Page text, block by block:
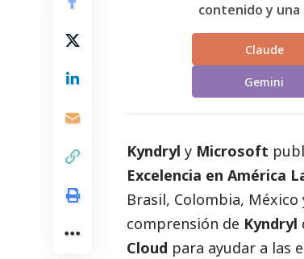
contenido y
Claude
Gemini
Kyndryl y Microsoft
Excelencia en América
Brasil, Colombia,
comprensión de Kyndryl
Cloud para ayudar a las